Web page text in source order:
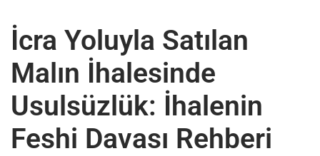
İcra Yoluyla Satılan
Malın İhalesinde
Usulsüzlük: İhalenin
Feshi Davası Rehberi